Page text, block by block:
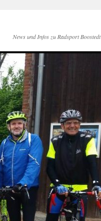
News und Infos zu Radsport Boostedt